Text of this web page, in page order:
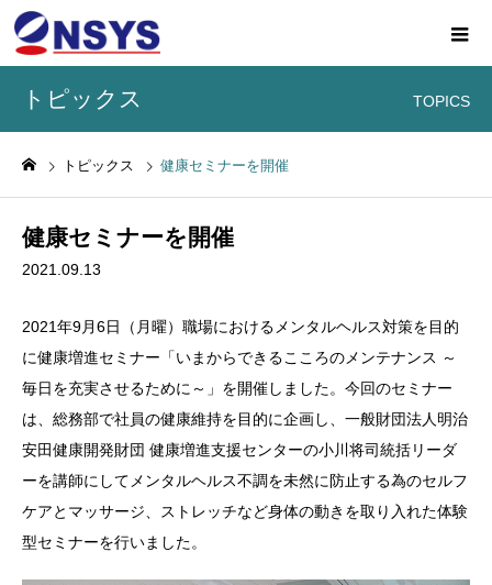
トピックス 健康セミナーを開催
トピックス TOPICS
健康セミナーを開催
2021.09.13
2021年9月6日（月曜）職場におけるメンタルヘルス対策を目的
に健康増進セミナー「いまからできるこころのメンテナンス ～
毎日を充実させるために～」を開催しました。今回のセミナー
は、総務部で社員の健康維持を目的に企画し、一般財団法人明治
安田健康開発財団 健康増進支援センターの小川将司統括リーダ
ーを講師にしてメンタルヘルス不調を未然に防止する為のセルフ
ケアとマッサージ、ストレッチなど身体の動きを取り入れた体験
型セミナーを行いました。